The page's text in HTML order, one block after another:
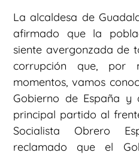
La alcaldesa de
afirmado que la
siente avergonzada de
corrupción que, por
momentos, vamos
Gobierno de España y
principal partido al
Socialista Obrero
reclamado que el